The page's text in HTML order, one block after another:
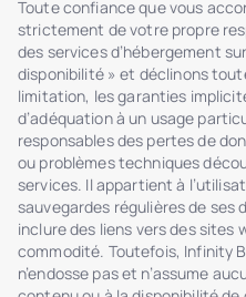
Toute confiance que vous
strictement de votre propre
des services d’hébergement
disponibilité » et déclinons
limitation, les garanties
d’adéquation à un usage
responsables des pertes de
ou problèmes techniques
services. Il appartient à
sauvegardes régulières de ses
inclure des liens vers des sites
commodité. Toutefois, Infinity
n’endosse pas et n’assume